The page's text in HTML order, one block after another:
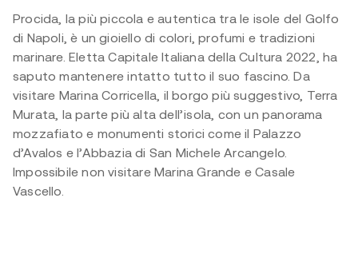
Procida, la più piccola e autentica tra le isole del Golfo
di Napoli, è un gioiello di colori, profumi e tradizioni
marinare. Eletta Capitale Italiana della Cultura 2022, ha
saputo mantenere intatto tutto il suo fascino. Da
visitare Marina Corricella, il borgo più suggestivo, Terra
Murata, la parte più alta dell’isola, con un panorama
mozzafiato e monumenti storici come il Palazzo
d’Avalos e l’Abbazia di San Michele Arcangelo.
Impossibile non visitare Marina Grande e Casale
Vascello.